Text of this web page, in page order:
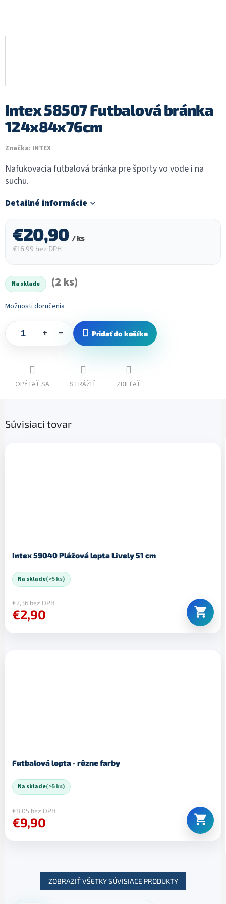
Intex 58507 Futbalová bránka
124x84x76cm
Značka: INTEX
Nafukovacia futbalová bránka pre športy vo vode i na
suchu.
Detailné informácie
€20,90 / ks
€16,99 bez DPH
Na sklade
(2 ks)
Možnosti doručenia
+ − Pridať do košíka
OPÝTAŤ SA STRÁŽIŤ ZDIEĽAŤ
Súvisiaci tovar
Intex 59040 Plážová lopta Lively 51 cm
Na sklade(>5 ks)
€2,36 bez DPH
€2,90
Futbalová lopta - rôzne farby
Na sklade(>5 ks)
€8,05 bez DPH
€9,90
ZOBRAZIŤ VŠETKY SÚVISIACE PRODUKTY